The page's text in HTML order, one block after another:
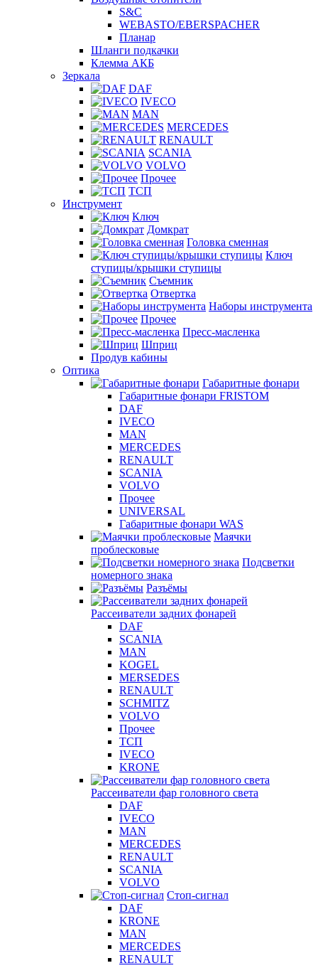
S&C
WEBASTO/EBERSPACHER
Планар
Шланги подкачки
Клемма АКБ
Зеркала
DAF
IVECO
MAN
MERCEDES
RENAULT
SCANIA
VOLVO
Прочее
ТСП
Инструмент
Ключ
Домкрат
Головка сменная
Ключ
ступицы/крышки ступицы
Съемник
Отвертка
Наборы инструмента
Прочее
Пресс-масленка
Шприц
Продув кабины
Оптика
Габаритные фонари
Габаритные фонари FRISTOM
DAF
IVECO
MAN
MERCEDES
RENAULT
SCANIA
VOLVO
Прочее
UNIVERSAL
Габаритные фонари WAS
Маячки
проблесковые
Подсветки
номерного знака
Разъёмы
Рассеиватели задних фонарей
DAF
SCANIA
MAN
KOGEL
MERSEDES
RENAULT
SCHMITZ
VOLVO
Прочее
ТСП
IVECO
KRONE
Рассеиватели фар головного света
DAF
IVECO
MAN
MERCEDES
RENAULT
SCANIA
VOLVO
Стоп-сигнал
DAF
KRONE
MAN
MERCEDES
RENAULT